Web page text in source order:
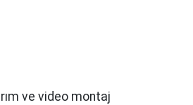
ve video montaj